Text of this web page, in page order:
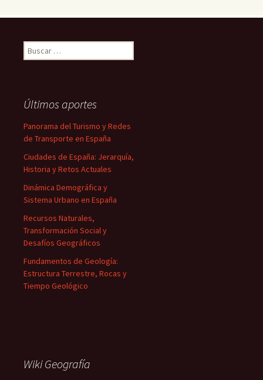
Buscar:
Últimos aportes
Panorama del Turismo y Redes
de Transporte en España
Ciudades de España: Jerarquía,
Historia y Retos Actuales
Dinámica Demográfica y
Sistema Urbano en España
Recursos Naturales,
Transformación Social y
Desafíos Geográficos
Fundamentos de Geología:
Estructura Terrestre, Rocas y
Tiempo Geológico
Wiki Geografía